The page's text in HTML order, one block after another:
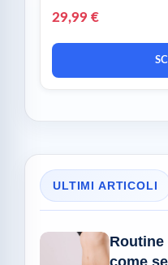
29,99 €
ULTIMI ARTICOLI